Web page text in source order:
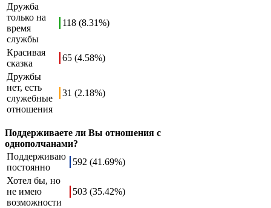
Дружба
только на
время
службы
118 (8.31%)
Красивая
сказка
65 (4.58%)
Дружбы
нет, есть
служебные
отношения
31 (2.18%)
Поддерживаете ли Вы отношения с
однополчанами?
Поддерживаю
постоянно
592 (41.69%)
Хотел бы, но
не имею
возможности
503 (35.42%)